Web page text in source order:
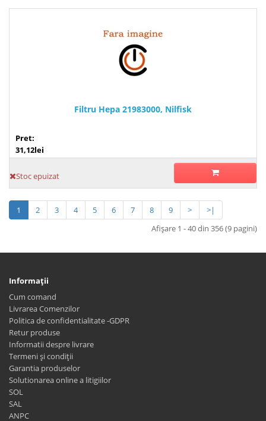
Filtru Hepa 21983000, Nilfisk
Pret:
31,12lei
Stoc epuizat
1 2 3 4 5 6 7 8 9 >
>|
Afişare 1 - 40 din 356 (9 pagini)
Informaţii
Cum comand
Livrarea Comenzilor
Politica de confidentialitate -GDPR
Retur produse
Informatii despre livrare
Termeni și condiții
Garantia produselor
Solutionarea online a litigiilor
SOL
SAL
ANPC